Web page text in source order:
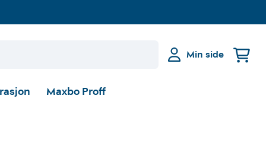
Min side
Maxbo Proff